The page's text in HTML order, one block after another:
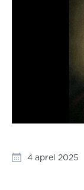
4 aprel 2025